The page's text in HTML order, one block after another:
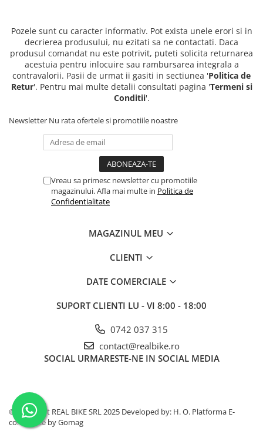
Pozele sunt cu caracter informativ. Pot exista unele erori si in
decrierea produsului, nu ezitati sa ne contactati. Daca
produsul comandat nu este potrivit, puteti solicita returnarea
acestuia pentru inlocuire sau rambursarea integrala a
contravalorii. Pasii de urmat ii gasiti in sectiunea 'Politica de
Retur'. Pentru mai multe detalii consultati pagina 'Termeni si
Conditii'.
Newsletter Nu rata ofertele si promotiile noastre
Vreau sa primesc newsletter cu promotiile
magazinului. Afla mai multe in Politica de
Confidentialitate
MAGAZINUL MEU
CLIENTI
DATE COMERCIALE
SUPORT CLIENTI LU - VI 8:00 - 18:00
0742 037 315
contact@realbike.ro
SOCIAL URMARESTE-NE IN SOCIAL MEDIA
©Copyright REAL BIKE SRL 2025 Developed by: H. O. Platforma E-
commerce by Gomag